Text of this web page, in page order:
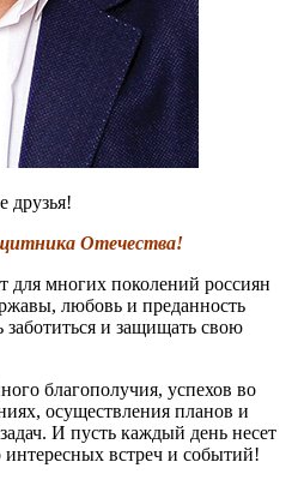
друзья!
Отечества!
для многих поколений россиян
любовь и преданность
заботиться и защищать свою
благополучия, успехов во
осуществления планов и
И пусть каждый день несет
встреч и событий!